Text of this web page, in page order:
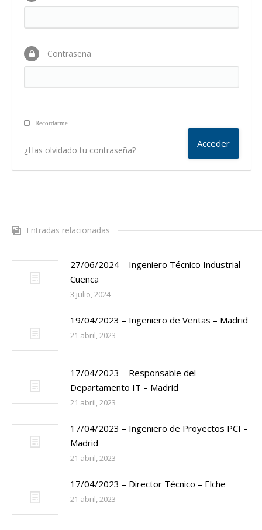
Contraseña
Recordarme
¿Has olvidado tu contraseña?
Entradas relacionadas
27/06/2024 – Ingeniero Técnico Industrial –
Cuenca
3 julio, 2024
19/04/2023 – Ingeniero de Ventas – Madrid
21 abril, 2023
17/04/2023 – Responsable del
Departamento IT – Madrid
21 abril, 2023
17/04/2023 – Ingeniero de Proyectos PCI –
Madrid
21 abril, 2023
17/04/2023 – Director Técnico – Elche
21 abril, 2023